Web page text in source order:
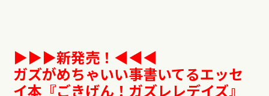
▶︎▶︎▶︎新発売！◀︎︎︎︎︎︎◀︎◀︎
ガズがめちゃいい事書いてるエッセ
イ本『ごきげん！ガズレレデイズ』